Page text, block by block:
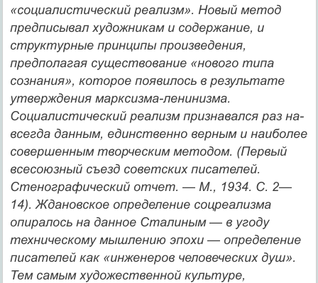
«социалистический реализм». Новый метод
предписывал художникам и содержание, и
структурные принципы произведения,
предполагая существование «нового ти­па
сознания», которое появилось в результате
утверждения марк­сизма-ленинизма.
Социалистический реализм признавался раз на­
всегда данным, единственно верным и наиболее
совершенным твор­ческим методом. (Первый
всесоюзный съезд советских писателей.
Стенографический отчет. — М., 1934. С. 2—
14). Ждановское опре­деление соцреализма
опиралось на данное Сталиным — в угоду
техническому мышлению эпохи — определение
писателей как «ин­женеров человеческих душ».
Тем самым художественной культу­ре,